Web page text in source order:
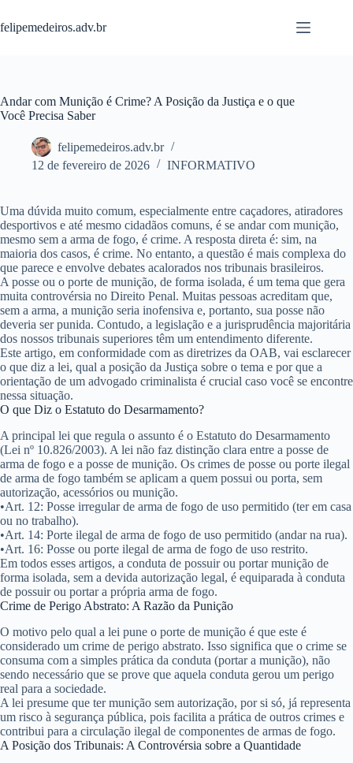
para
o
felipemedeiros.adv.br
Andar com Munição é Crime? A Posição da Justiça e o que
Você Precisa Saber
felipemedeiros.adv.br
12 de fevereiro de 2026
INFORMATIVO
Uma dúvida muito comum, especialmente entre caçadores, atiradores
desportivos e até mesmo cidadãos comuns, é se andar com munição,
mesmo sem a arma de fogo, é crime. A resposta direta é: sim, na
maioria dos casos, é crime. No entanto, a questão é mais complexa do
que parece e envolve debates acalorados nos tribunais brasileiros.
A posse ou o porte de munição, de forma isolada, é um tema que gera
muita controvérsia no Direito Penal. Muitas pessoas acreditam que,
sem a arma, a munição seria inofensiva e, portanto, sua posse não
deveria ser punida. Contudo, a legislação e a jurisprudência majoritária
dos nossos tribunais superiores têm um entendimento diferente.
Este artigo, em conformidade com as diretrizes da OAB, vai esclarecer
o que diz a lei, qual a posição da Justiça sobre o tema e por que a
orientação de um advogado criminalista é crucial caso você se encontre
nessa situação.
O que Diz o Estatuto do Desarmamento?
A principal lei que regula o assunto é o Estatuto do Desarmamento
(Lei nº 10.826/2003). A lei não faz distinção clara entre a posse de
arma de fogo e a posse de munição. Os crimes de posse ou porte ilegal
de arma de fogo também se aplicam a quem possui ou porta, sem
autorização, acessórios ou munição.
•Art. 12: Posse irregular de arma de fogo de uso permitido (ter em casa
ou no trabalho).
•Art. 14: Porte ilegal de arma de fogo de uso permitido (andar na rua).
•Art. 16: Posse ou porte ilegal de arma de fogo de uso restrito.
Em todos esses artigos, a conduta de possuir ou portarmunição de
forma isolada, sem a devida autorização legal, é equiparada à conduta
de possuir ou portar a própria arma de fogo.
Crime de Perigo Abstrato: A Razão da Punição
O motivo pelo qual a lei pune o porte de munição é que este é
considerado um crime de perigo abstrato. Isso significa que o crime se
consuma com a simples prática da conduta (portar a munição), não
sendo necessário que se prove que aquela conduta gerou um perigo
real para a sociedade.
A lei presume que ter munição sem autorização, por si só, já representa
um risco à segurança pública, pois facilita a prática de outros crimes e
contribui para a circulação ilegal de componentes de armas de fogo.
A Posição dos Tribunais: A Controvérsia sobre a Quantidade